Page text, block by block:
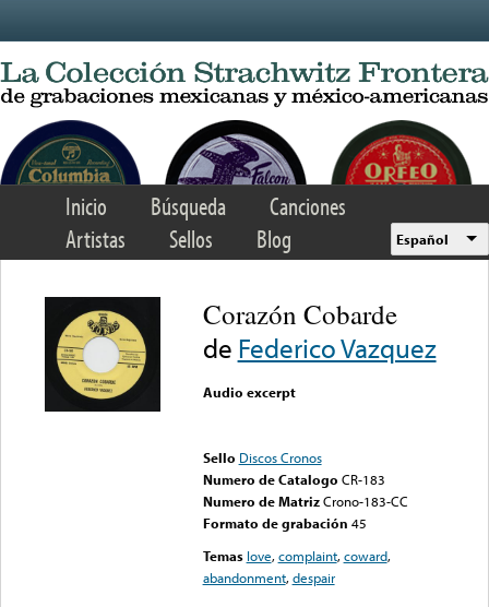
Inicio Búsqueda
Canciones
Artistas
Sellos Blog Español
Corazón Cobarde
de Federico Vazquez
Audio excerpt
Sello Discos Cronos
Numero de Catalogo CR-183
Numero de Matriz Crono-183-CC
Formato de grabación 45
Temas love,complaint,coward,
abandonment,despair